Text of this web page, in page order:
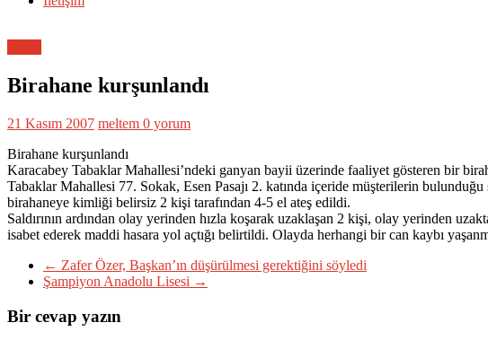
Birahane kurşunlandı
21 Kasım 2007 meltem 0 yorum
Birahane kurşunlandı
Karacabey Tabaklar Mahallesi’ndeki ganyan bayii üzerinde faaliyet gösteren bir
Tabaklar Mahallesi 77. Sokak, Esen Pasajı 2. katında içeride müşterilerin
birahaneye kimliği belirsiz 2 kişi tarafından 4-5 el ateş edildi.
Saldırının ardından olay yerinden hızla koşarak uzaklaşan 2 kişi, olay yerinden
isabet ederek maddi hasara yol açtığı belirtildi. Olayda herhangi bir can kaybı
← Zafer Özer, Başkan’ın düşürülmesi gerektiğini söyledi
Şampiyon Anadolu Lisesi →
Bir cevap yazın